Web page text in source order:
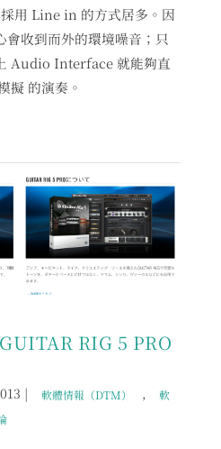
用 Line in 的方式居多。因
會收到而外的環境噪音；只
Audio Interface 就能夠直
擬 的演奏。
RIG 5 PRO
| 軟體情報（DTM） ,
軟